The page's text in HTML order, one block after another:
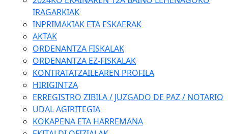
IRAGARKIAK
INPRIMAKIAK ETA ESKAERAK
AKTAK
ORDENANTZA FISKALAK
ORDENANTZA EZ-FISKALAK
KONTRATATZAILEAREN PROFILA
HIRIGINTZA
ERREGISTRO ZIBILA / JUZGADO DE PAZ / NOTARIO
UDAL AGIRITEGIA
KOKAPENA ETA HARREMANA